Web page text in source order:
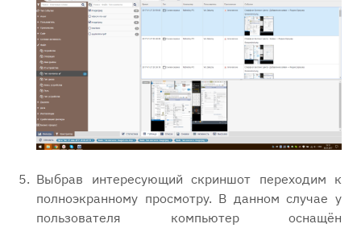
Выбрав интересующий скриншот переходим к
полноэкранному просмотру. В данном случае у
пользователя компьютер оснащён